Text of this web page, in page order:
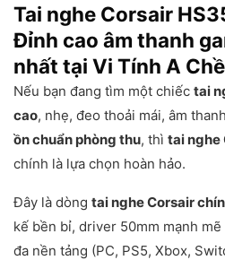
Tai nghe Corsair
Đỉnh cao âm thanh
nhất tại Vi Tính A Chề
Nếu bạn đang tìm một chiếc tai
cao, nhẹ, đeo thoải mái, âm
ồn chuẩn phòng thu, thì tai nghe
chính là lựa chọn hoàn hảo.
Đây là dòng tai nghe Corsair
kế bền bỉ, driver 50mm mạnh
đa nền tảng (PC, PS5, Xbox,